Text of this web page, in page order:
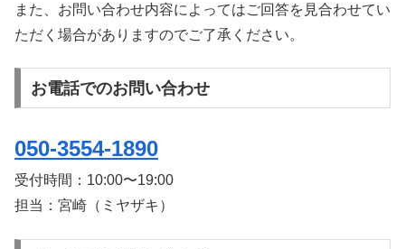
また、お問い合わせ内容によってはご回答を見合わせてい
ただく場合がありますのでご了承ください。
お電話でのお問い合わせ
050-3554-1890
受付時間： 10:00〜19:00
担当：宮崎（ミヤザキ）